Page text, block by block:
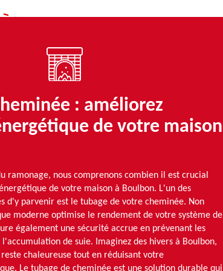
: améliorez
de votre maison
ramonage, nous comprenons combien il est crucial
de votre maison à Boulbon. L'un des
d'y parvenir est le tubage de votre cheminée. Non
moderne optimise le rendement de votre système de
également une sécurité accrue en prévenant les
de suie. Imaginez des hivers à Boulbon,
chaleureuse tout en réduisant votre
Le tubage de cheminée est une solution durable qui